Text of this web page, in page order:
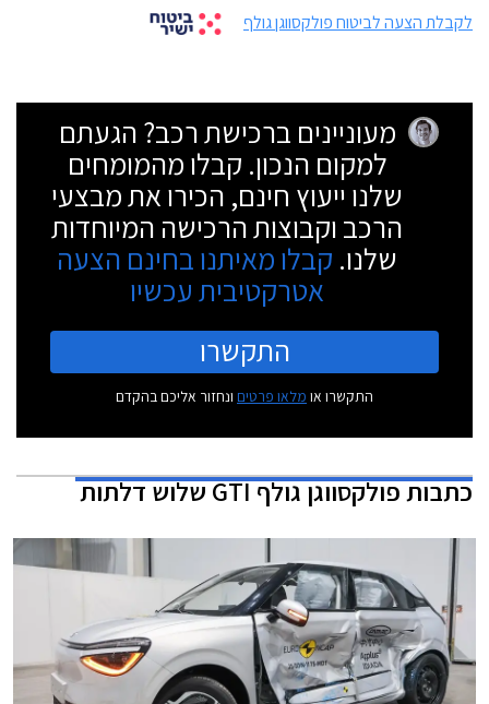
לקבלת הצעה לביטוח פולקסווגן גולף
מעוניינים ברכישת רכב? הגעתם
למקום הנכון. קבלו מהמומחים
שלנו ייעוץ חינם, הכירו את מבצעי
הרכב וקבוצות הרכישה המיוחדות
שלנו. קבלו מאיתנו בחינם הצעה
אטרקטיבית עכשיו
התקשרו
התקשרו או מלאו פרטים ונחזור אליכם בהקדם
כתבותפולקסווגן גולף GTI שלוש דלתות